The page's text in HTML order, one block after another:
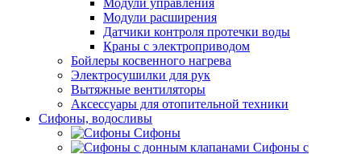
Модули управления
Модули расширения
Датчики контроля протечки воды
Краны с электроприводом
Бойлеры косвенного нагрева
Электросушилки для рук
Вытяжные вентиляторы
Аксессуары для отопительной техники
Сифоны, водосливы
Сифоны
Сифоны с